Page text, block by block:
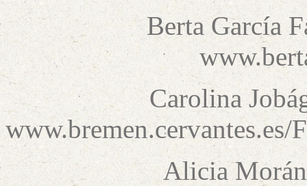
Berta García
Carolina
Alicia